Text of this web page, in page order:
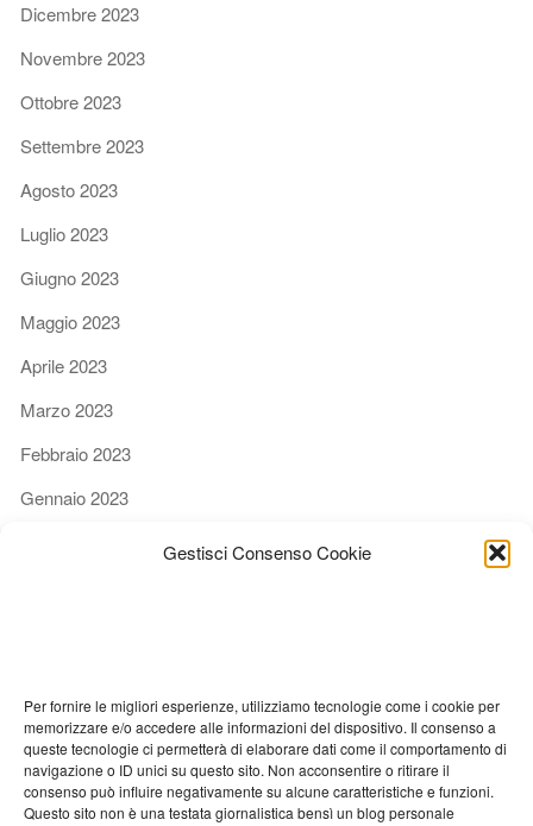
Gestisci Consenso Cookie
Per fornire le migliori esperienze, utilizziamo tecnologie come i cookie per
memorizzare e/o accedere alle informazioni del dispositivo. Il consenso a
queste tecnologie ci permetterà di elaborare dati come il comportamento di
navigazione o ID unici su questo sito. Non acconsentire o ritirare il
consenso può influire negativamente su alcune caratteristiche e funzioni.
Questo sito non è una testata giornalistica bensì un blog personale
Dicembre 2023
Novembre 2023
Ottobre 2023
Settembre 2023
Agosto 2023
Luglio 2023
Giugno 2023
Maggio 2023
Aprile 2023
Marzo 2023
Febbraio 2023
Gennaio 2023
Agosto 2022
Luglio 2022
Giugno 2022